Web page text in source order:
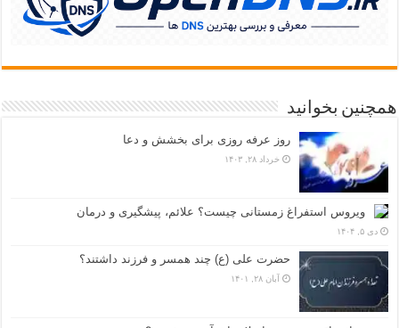
همچنین بخوانید
روز عرفه روزی برای بخشش و دعا
خرداد ۲۸, ۱۴۰۳
ویروس استفراغ زمستانی چیست؟ علائم، پیشگیری و درمان
دی ۵, ۱۴۰۴
حضرت علی (ع) چند همسر و فرزند داشتند؟
آبان ۲۸, ۱۴۰۱